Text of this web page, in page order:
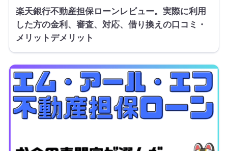
楽天銀行不動産担保ローンレビュー。実際に利用
した方の金利、審査、対応、借り換えの口コミ・
メリットデメリット